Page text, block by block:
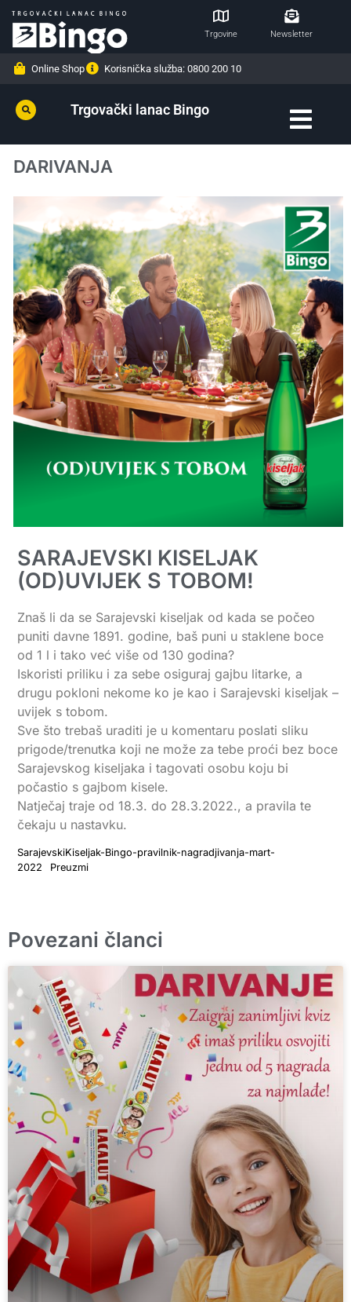
Trgovine Newsletter
Online Shop Korisnička služba: 0800 200 10
Trgovački lanac Bingo
DARIVANJA
SARAJEVSKI KISELJAK
(OD)UVIJEK S TOBOM!
Znaš li da se Sarajevski kiseljak od kada se počeo
puniti davne 1891. godine, baš puni u staklene boce
od 1 l i tako već više od 130 godina?
Iskoristi priliku i za sebe osiguraj gajbu litarke, a
drugu pokloni nekome ko je kao i Sarajevski kiseljak –
uvijek s tobom.
Sve što trebaš uraditi je u komentaru poslati sliku
prigode/trenutka koji ne može za tebe proći bez boce
Sarajevskog kiseljaka i tagovati osobu koju bi
počastio s gajbom kisele.
Natječaj traje od 18.3. do 28.3.2022., a pravila te
čekaju u nastavku.
SarajevskiKiseljak-Bingo-pravilnik-nagradjivanja-mart-
2022
Preuzmi
Povezani članci